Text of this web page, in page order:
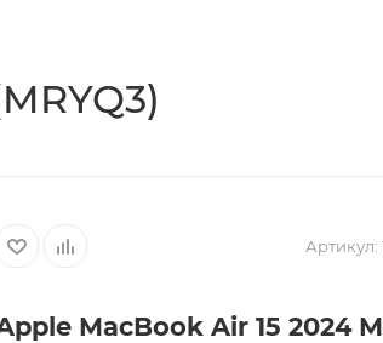
Артикул:
MacBook Air 15 2024